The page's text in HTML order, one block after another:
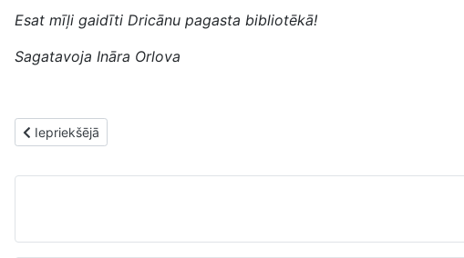
Esat mīļi gaidīti Dricānu pagasta bibliotēkā!
Sagatavoja Ināra Orlova
Iepriekšējais raksts: Par Mākoņkalna pagasta bibliotēku
Iepriekšējā